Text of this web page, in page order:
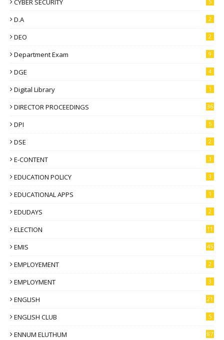
CYBER SECURITY
D.A 2
DEO 2
Department Exam 9
DGE 4
Digital Library 1
DIRECTOR PROCEEDINGS 36
DPI 5
DSE 2
E-CONTENT 3
EDUCATION POLICY 3
EDUCATIONAL APPS 1
EDUDAYS 2
ELECTION 11
EMIS 45
EMPLOYEMENT 2
EMPLOYMENT 3
ENGLISH 21
ENGLISH CLUB 5
ENNUM ELUTHUM 87